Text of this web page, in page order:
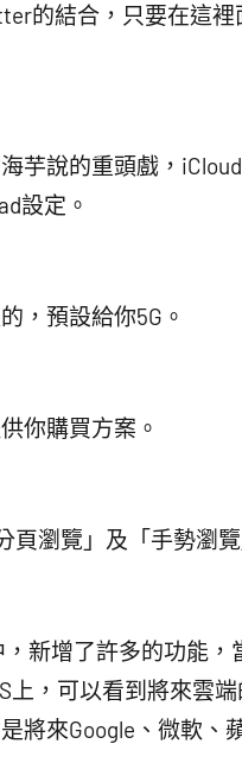
的結合，只要在這
芋說的重頭戲，
設定。
，預設給你5G。
你購買方案。
頁瀏覽」及「手勢瀏
新增了許多的功能
上，可以看到將來雲
將來Google、微軟、